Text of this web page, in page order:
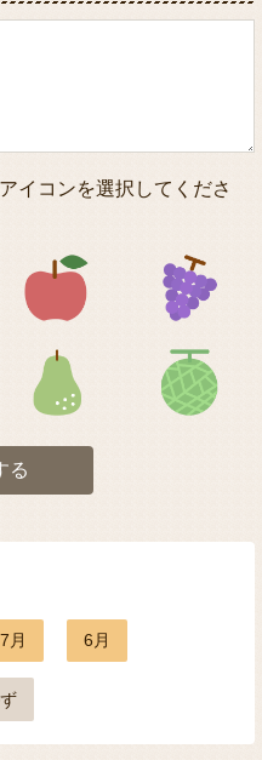
イコンを選択してくださ
アイコン2 アイコン3
アイコン6 アイコン7
る
7月 6月